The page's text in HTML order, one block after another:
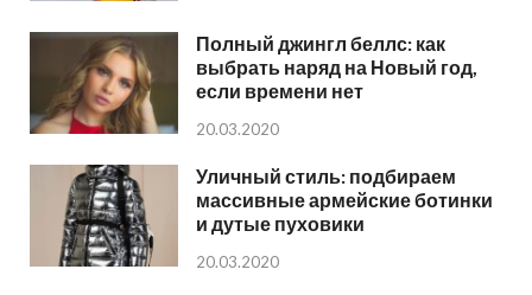
Полный джингл беллс: как
выбрать наряд на Новый год,
если времени нет
20.03.2020
Уличный стиль: подбираем
массивные армейские ботинки
и дутые пуховики
20.03.2020